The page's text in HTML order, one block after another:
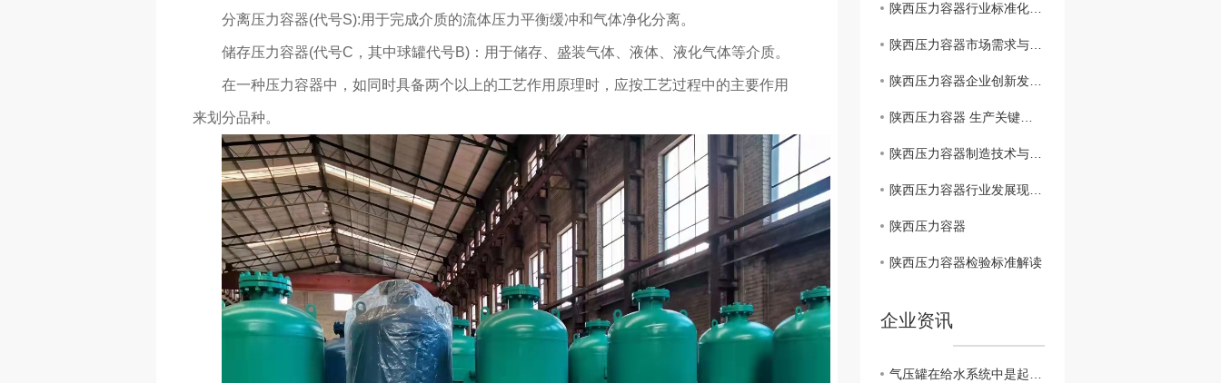
分离压力容器(代号S):用于完成介质的流体压力平衡缓冲和气体净化分离。
储存压力容器(代号C，其中球罐代号B)：用于储存、盛装气体、液体、液化气体等介质。
在一种压力容器中，如同时具备两个以上的工艺作用原理时，应按工艺过程中的主要作用
来划分品种。
陕西压力容器行业标准化建设与提升方案
陕西压力容器市场需求与竞争格局分析
陕西压力容器企业创新发展路径探索
陕西压力容器 生产关键问题研究
陕西压力容器制造技术与质量管理探讨
陕西压力容器行业发展现状及趋势分析
陕西压力容器
陕西压力容器检验标准解读
企业资讯
气压罐在给水系统中是起到什么作用呢